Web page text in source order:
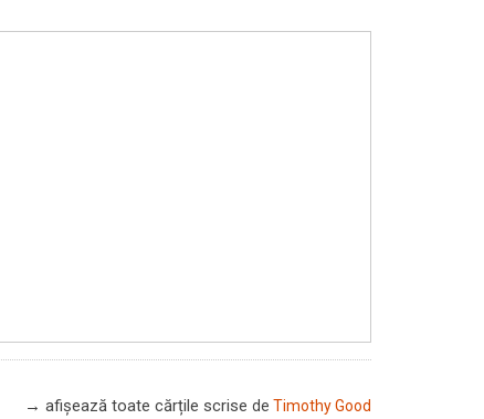
→ afișează toate cărțile scrise de Timothy Good